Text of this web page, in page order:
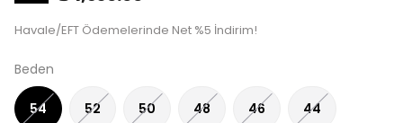
Havale/EFT Ödemelerinde Net %5 İndirim!
Beden
54 52 50 48 46 44